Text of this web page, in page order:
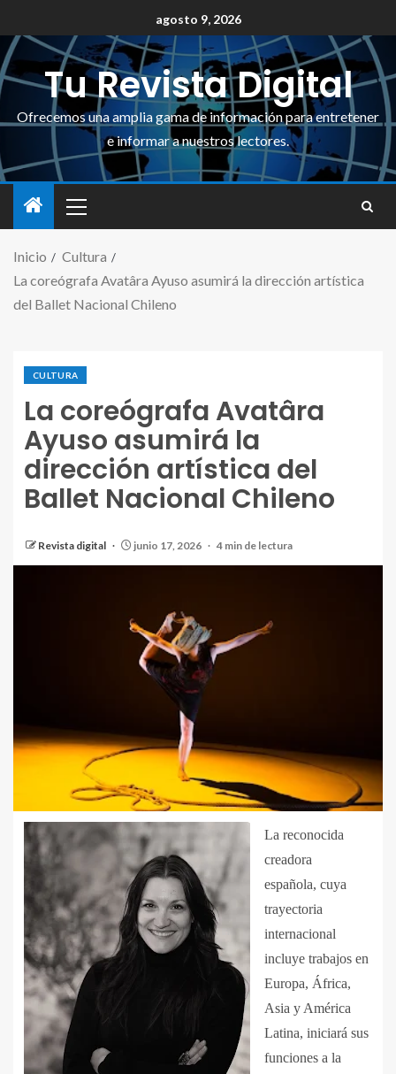
agosto 9, 2026
Tu Revista Digital
Ofrecemos una amplia gama de información para entretener
e informar a nuestros lectores.
Inicio
Cultura
La coreógrafa Avatâra Ayuso asumirá la dirección artística
del Ballet Nacional Chileno
CULTURA
La coreógrafa Avatâra
Ayuso asumirá la
dirección artística del
Ballet Nacional Chileno
Revista digital junio 17, 2026 4 min de lectura
La reconocida
creadora
española, cuya
trayectoria
internacional
incluye trabajos en
Europa, África,
Asia y América
Latina, iniciará sus
funciones a la